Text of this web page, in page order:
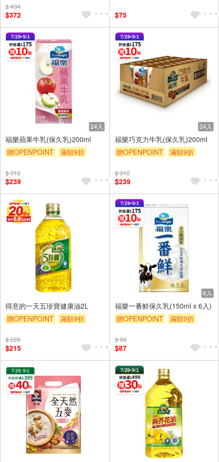
$ 434
$372 $75
24入
福樂蘋果牛乳(保久乳)200ml
贈OPENPOINT
滿額9折
$ 312
$239
24入
福樂巧克力牛乳(保久乳)200ml
贈OPENPOINT
滿額9折
$ 312
$239
得意的一天五珍寶健康油2L
贈OPENPOINT
滿額9折
$ 228
$215
6入
福樂一番鮮保久乳(150ml x 6入)
贈OPENPOINT
滿額9折
$ 99
$87